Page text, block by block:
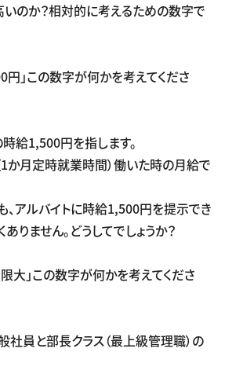
のか？相対的に考えるための数字で
円」この数字が何かを考えてくださ
給1,500円を指します。
月定時就業時間）働いた時の月給で
アルバイトに時給1,500円を提示でき
りません。どうしてでしょうか？
大」この数字が何かを考えてくださ
員と部長クラス（最上級管理職）の